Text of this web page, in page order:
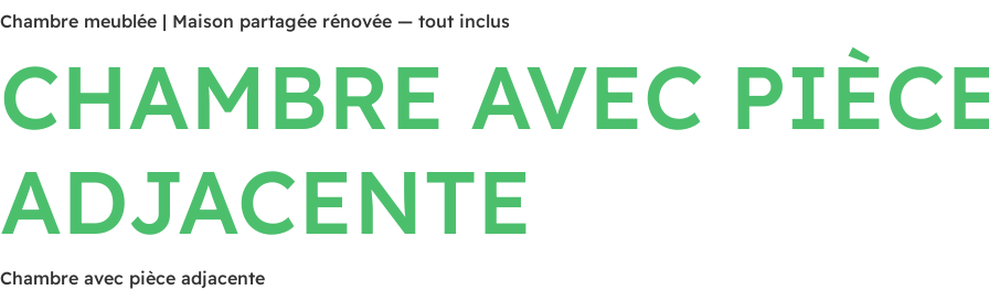
Chambre meublée | Maison partagée rénovée — tout inclus
CHAMBRE AVEC
ADJACENTE
Chambre avec pièce adjacente